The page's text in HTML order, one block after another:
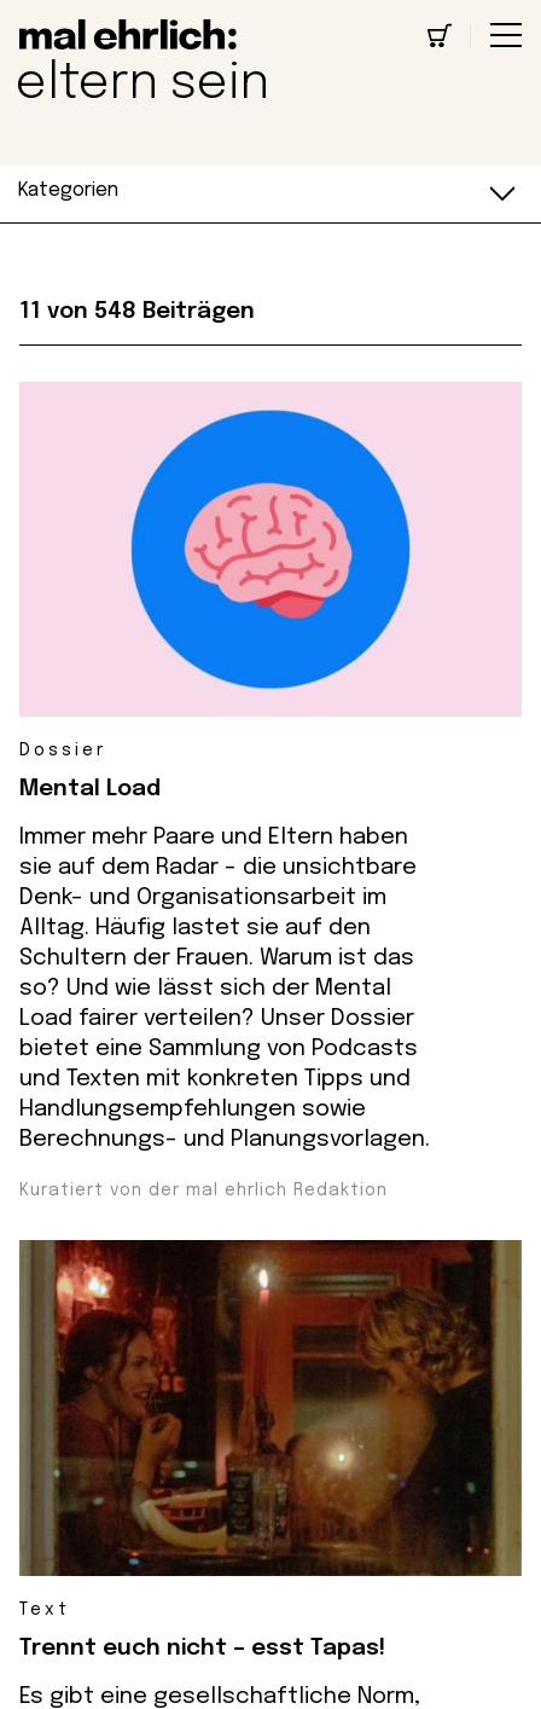
eltern sein
Kategorien
11 von 548 Beiträgen
Dossier
Mental Load
Immer mehr Paare und Eltern haben
sie auf dem Radar – die unsichtbare
Denk- und Organisationsarbeit im
Alltag. Häufig lastet sie auf den
Schultern der Frauen. Warum ist das
so? Und wie lässt sich der Mental
Load fairer verteilen? Unser Dossier
bietet eine Sammlung von Podcasts
und Texten mit konkreten Tipps und
Handlungsempfehlungen sowie
Berechnungs- und Planungsvorlagen.
Kuratiert von der mal ehrlich Redaktion
Text
Trennt euch nicht – esst Tapas!
Es gibt eine gesellschaftliche Norm,